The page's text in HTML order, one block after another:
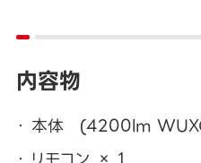
内容物
本体 (4200lm